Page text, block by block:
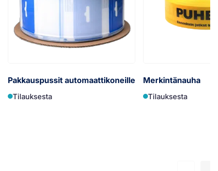
Pakkauspussit automaattikoneille
Tilauksesta
Merkintänauha
Tilauksesta